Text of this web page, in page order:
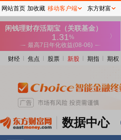
财经 焦点 股票 新股 期指 期权
数据中心
网站首页 加收藏 移动客户端 东方财富